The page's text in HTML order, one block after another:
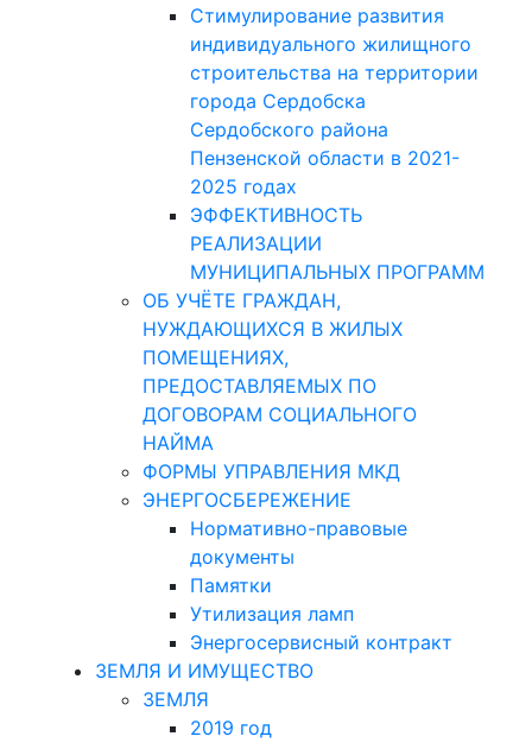
Стимулирование развития
индивидуального жилищного
строительства на территории
города Сердобска
Сердобского района
Пензенской области в 2021-
2025 годах
ЭФФЕКТИВНОСТЬ
РЕАЛИЗАЦИИ
МУНИЦИПАЛЬНЫХ ПРОГРАММ
ОБ УЧЁТЕ ГРАЖДАН,
НУЖДАЮЩИХСЯ В ЖИЛЫХ
ПОМЕЩЕНИЯХ,
ПРЕДОСТАВЛЯЕМЫХ ПО
ДОГОВОРАМ СОЦИАЛЬНОГО
НАЙМА
ФОРМЫ УПРАВЛЕНИЯ МКД
ЭНЕРГОСБЕРЕЖЕНИЕ
Нормативно-правовые
документы
Памятки
Утилизация ламп
Энергосервисный контракт
ЗЕМЛЯ И ИМУЩЕСТВО
ЗЕМЛЯ
2019 год